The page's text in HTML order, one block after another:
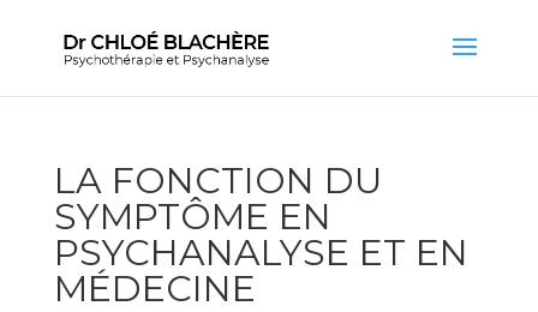
LA FONCTION DU
SYMPTÔME EN
PSYCHANALYSE ET EN
MÉDECINE